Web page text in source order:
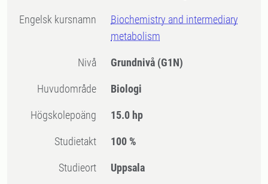
Engelsk kursnamn
Biochemistry and intermediary
metabolism
Nivå Grundnivå (G1N)
Huvudområde Biologi
högskolepoäng 15.0 hp
Studietakt 100 %
Studieort Uppsala